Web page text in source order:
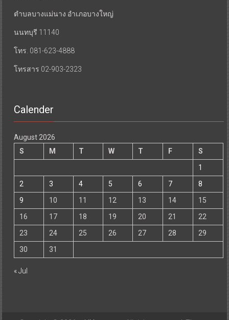
ตำบลบางแม่นาง อำเภอบางใหญ่
นนทบุรี 11140
โทร. 081-623-4888
โทรสาร 02-903-2323
Calender
August 2026
S
M T W T F
S
1
2
3 4 5 6 7
8
9
10 11 12 13 14
15
16
17 18 19 20 21
22
23
24 25 26 27 28
29
30
31
« Jul